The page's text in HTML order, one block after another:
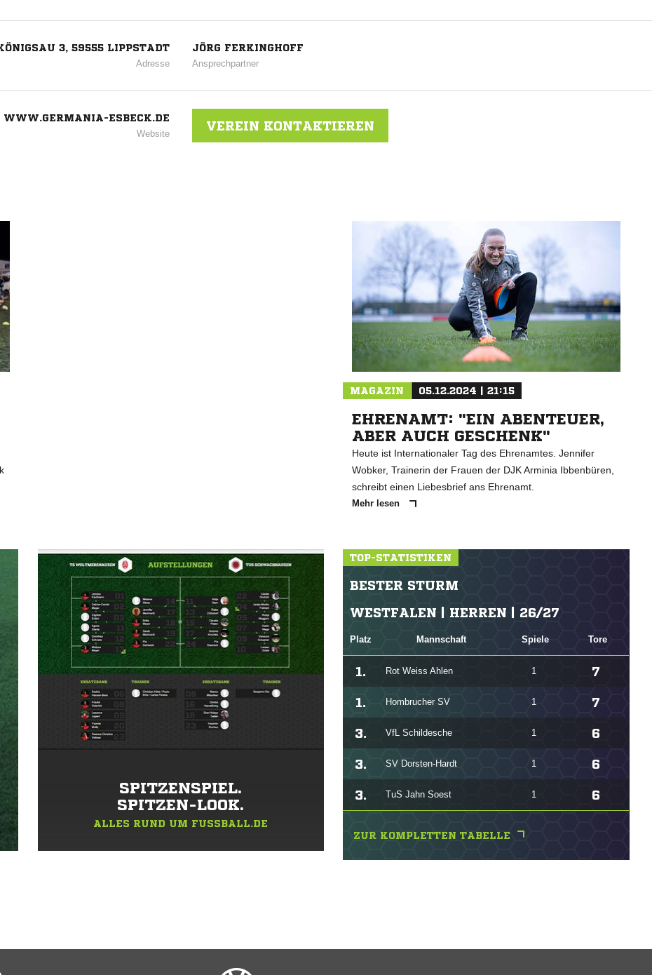
3, 59555 LIPPSTADT
Adresse
JÖRG FERKINGHOFF
Ansprechpartner
WWW.GERMANIA-ESBECK.DE
Website
VEREIN KONTAKTIEREN
MAGAZIN 05.12.2024 | 21:15
EHRENAMT: "EIN ABENTEUER,
ABER AUCH GESCHENK"
Heute ist Internationaler Tag des Ehrenamtes. Jennifer
Wobker, Trainerin der Frauen der DJK Arminia Ibbenbüren,
schreibt einen Liebesbrief ans Ehrenamt.
Mehr lesen
SPITZENSPIEL.
SPITZEN-LOOK.
ALLES RUND UM FUSSBALL.DE
TOP-STATISTIKEN
BESTER STURM
WESTFALEN | HERREN | 26/27
Platz Mannschaft Spiele Tore
1. Rot Weiss Ahlen 1 7
1. Hombrucher SV 1 7
3. VfL Schildesche 1 6
3. SV Dorsten-Hardt 1 6
3. TuS Jahn Soest 1 6
ZUR KOMPLETTEN TABELLE